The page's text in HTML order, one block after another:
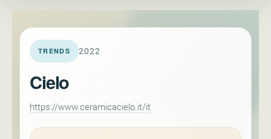
TRENDS 2022
Cielo
https://www.ceramicacielo.it/it